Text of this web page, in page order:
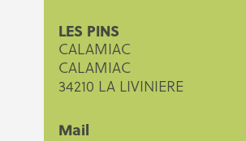
LES PINS
CALAMIAC
CALAMIAC
34210 LA LIVINIERE
Mail